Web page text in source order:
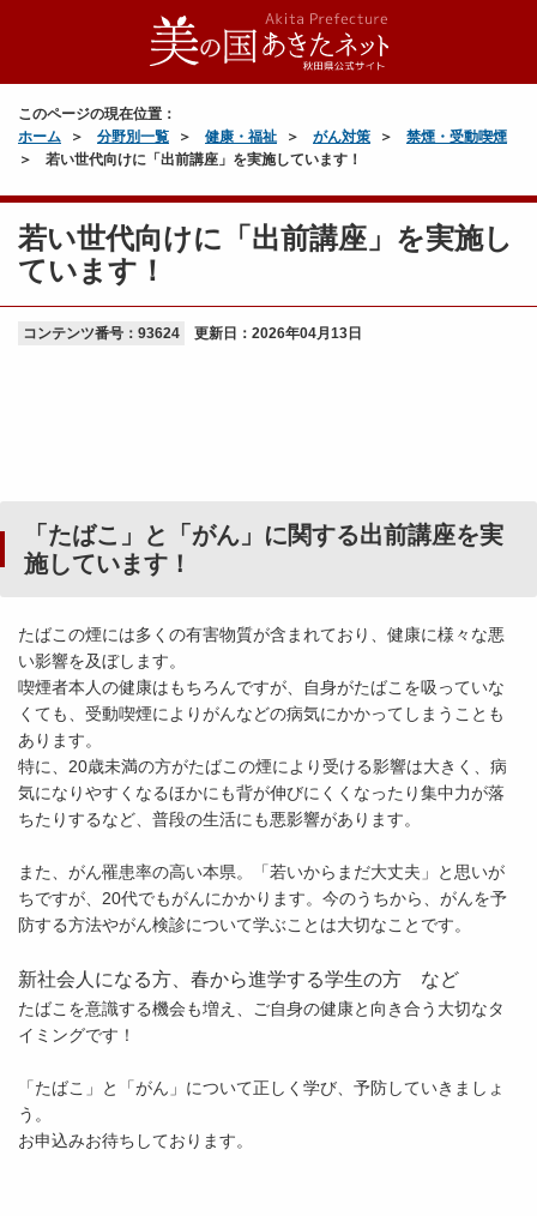
このページの現在位置：
ホーム
分野別一覧 健康・福祉 がん対策
禁煙・受動喫煙
若い世代向けに「出前講座」を実施しています！
若い世代向けに「出前講座」を実施し
ています！
コンテンツ番号：93624 更新日： 2026年04月13日
「たばこ」と「がん」に関する出前講座を実
施しています！
たばこの煙には多くの有害物質が含まれており、健康に様々な悪
い影響を及ぼします。
喫煙者本人の健康はもちろんですが、自身がたばこを吸っていな
くても、受動喫煙によりがんなどの病気にかかってしまうことも
あります。
特に、20歳未満の方がたばこの煙により受ける影響は大きく、病
気になりやすくなるほかにも背が伸びにくくなったり集中力が落
ちたりするなど、普段の生活にも悪影響があります。
また、がん罹患率の高い本県。「若いからまだ大丈夫」と思いが
ちですが、20代でもがんにかかります。今のうちから、がんを予
防する方法やがん検診について学ぶことは大切なことです。
新社会人になる方、春から進学する学生の方 など
たばこを意識する機会も増え、ご自身の健康と向き合う大切なタ
イミングです！
「たばこ」と「がん」について正しく学び、予防していきましょ
う。
お申込みお待ちしております。